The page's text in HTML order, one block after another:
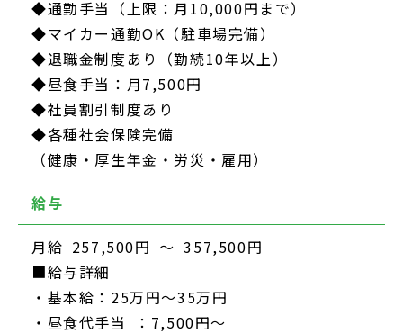
◆通勤手当（上限：月10,000円まで）
◆マイカー通勤OK（駐車場完備）
◆退職金制度あり（勤続10年以上）
◆昼食手当：月7,500円
◆社員割引制度あり
◆各種社会保険完備
（健康・厚生年金・労災・雇用）
給与
月給 257,500円 ～ 357,500円
■給与詳細
・基本給：25万円～35万円
・昼食代手当 ：7,500円～